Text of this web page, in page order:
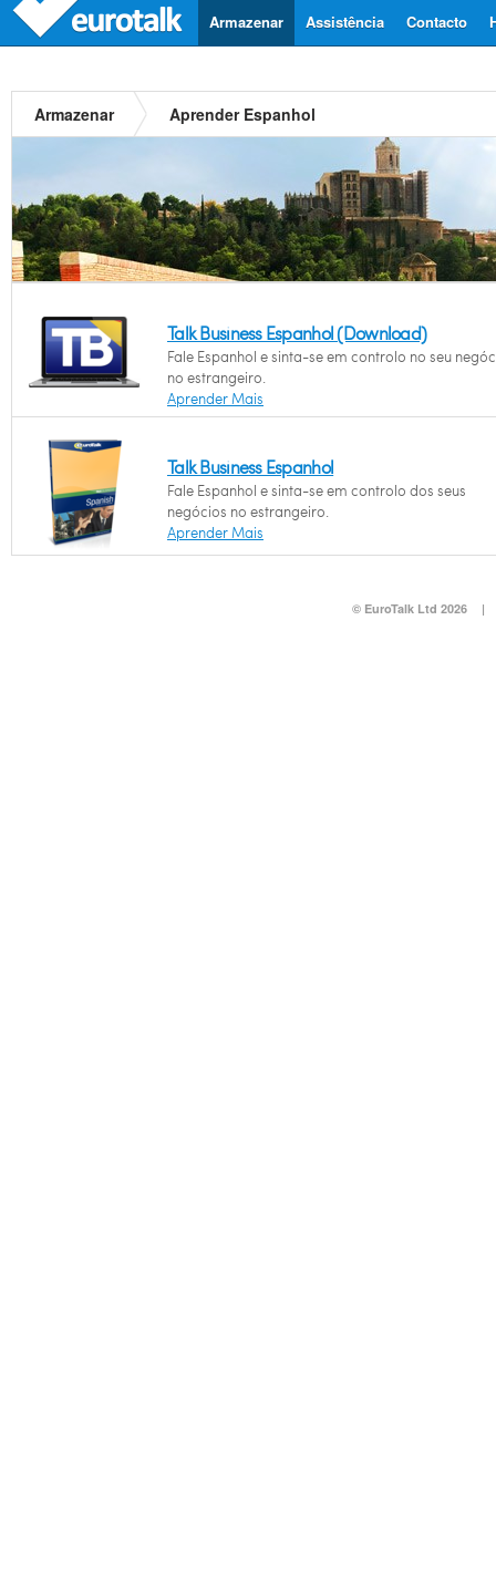
Contacto
Assistência
Armazenar
Armazenar Aprender Espanhol
Talk Business Espanhol (Download)
Fale Espanhol e sinta-se em controlo no seu
no estrangeiro.
Aprender Mais
Talk Business Espanhol
Fale Espanhol e sinta-se em controlo dos seus
negócios no estrangeiro.
Aprender Mais
© EuroTalk Ltd 2026 |